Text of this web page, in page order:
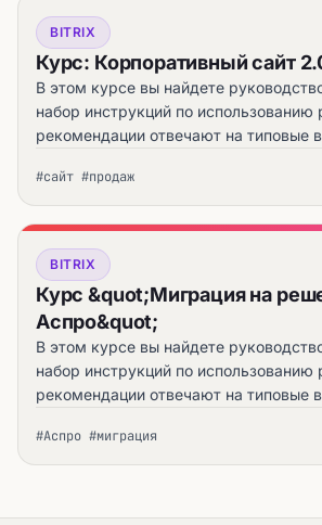
BITRIX
Курс: Корпоративный сайт
В этом курсе вы найдете
набор инструкций по
рекомендации отвечают на типовые
сайта контентом и запуске интернет-
#сайт #продаж
BITRIX
Курс &quot;Миграция на
Аспро&quot;
В этом курсе вы найдете
набор инструкций по
рекомендации отвечают на типовые
сайта контентом и запуске интернет-
#Аспро #миграция